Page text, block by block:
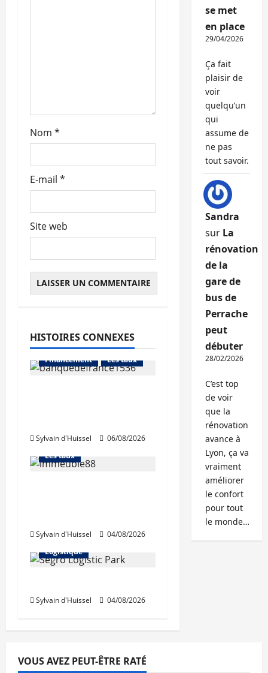
l
Nom *
E-mail *
Site web
HISTOIRES CONNEXES
Abonnés
Financement
Les taux
Sylvain d'Huissel 06/08/2026
L'avis des courtiers
Les taux
Sylvain d'Huissel 04/08/2026
Immo d'entreprise
Logistique
Sylvain d'Huissel 04/08/2026
se met
en place
29/04/2026
Ça fait
plaisir de
voir
quelqu’un
qui
assume de
ne pas
tout savoir.
Sandra
sur La
rénovation
de la
gare de
bus de
Perrache
peut
débuter
28/02/2026
C’est top
de voir
que la
rénovation
avance à
Lyon, ça va
vraiment
améliorer
le confort
pour tout
le monde…
VOUS AVEZ PEUT-ÊTRE RATÉ